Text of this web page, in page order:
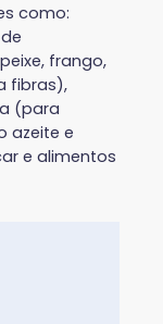
como:
frango,
fibras),
(para
azeite e
e alimentos